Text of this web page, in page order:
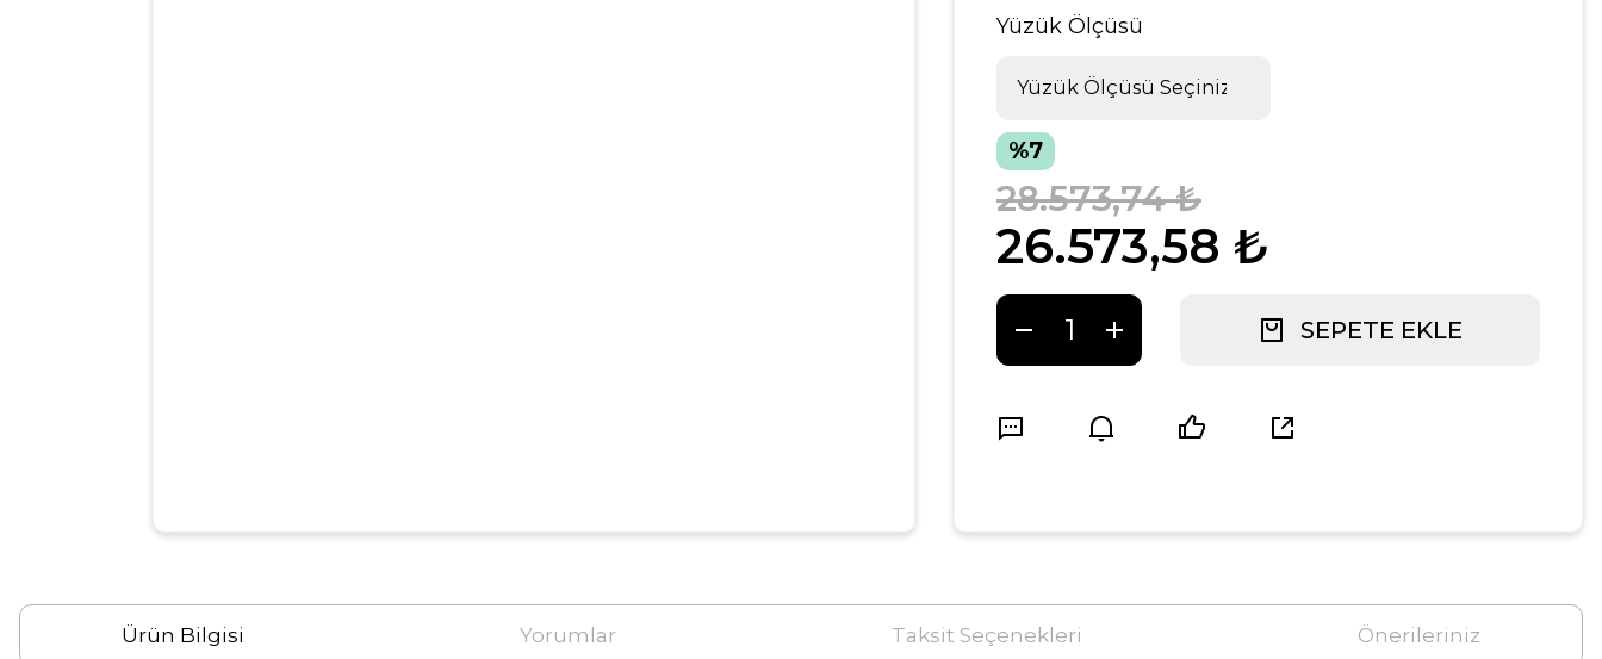
Yüzük Ölçüsü
%7
26.573,58 ₺
28.573,74 ₺
SEPETE EKLE
Ürün Bilgisi Yorumlar Taksit Seçenekleri Önerileriniz